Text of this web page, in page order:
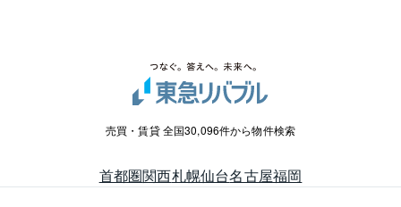
売買・賃貸 全国30,096件から物件検索
首都圏関西札幌仙台名古屋福岡